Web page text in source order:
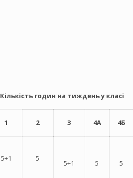
Кількість годин на тиждень у класі
1 2 3 4А 4Б
5+1 5
5+1 5 5